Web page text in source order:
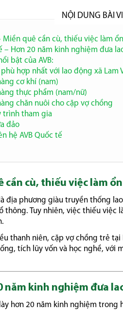
NỘI DUNG BÀI
Miền quê cần cù, thiếu việc làm
– Hơn 20 năm kinh nghiệm đưa
bật của AVB:
hợp nhất với lao động xã Lam
cơ khí (nam)
thực phẩm (nam/nữ)
chăn nuôi cho cặp vợ chồng
trình tham gia
đảo
hệ AVB Quốc tế
cần cù, thiếu việc làm
là địa phương giàu truyền thống
thông. Tuy nhiên, việc thiếu việc
thanh niên, cặp vợ chồng trẻ tại
tích lũy vốn và học nghề, với
năm kinh nghiệm đưa
hơn 20 năm kinh nghiệm